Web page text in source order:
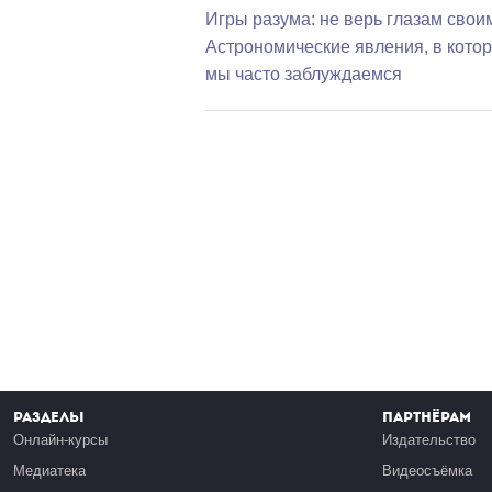
Игры разума: не верь глазам
Астрономические явления, в
мы часто заблуждаемся
Разделы
Онлайн-курсы
Медиатека
Партнёрам
Издательство
Видеосъёмка